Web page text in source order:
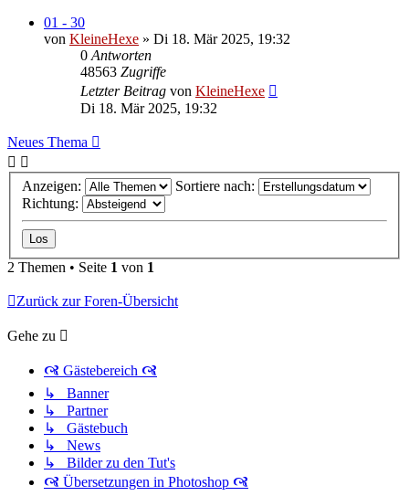
01 - 30
von KleineHexe » Di 18. Mär 2025, 19:32
0 Antworten
48563 Zugriffe
Letzter Beitrag von KleineHexe
Di 18. Mär 2025, 19:32
Neues Thema
Anzeigen:
Sortiere nach:
Richtung:
2 Themen • Seite 1 von 1
Zurück zur Foren-Übersicht
Gehe zu
🙧 Gästebereich 🙧
↳ Banner
↳ Partner
↳ Gästebuch
↳ News
↳ Bilder zu den Tut's
🙧 Übersetzungen in Photoshop 🙧